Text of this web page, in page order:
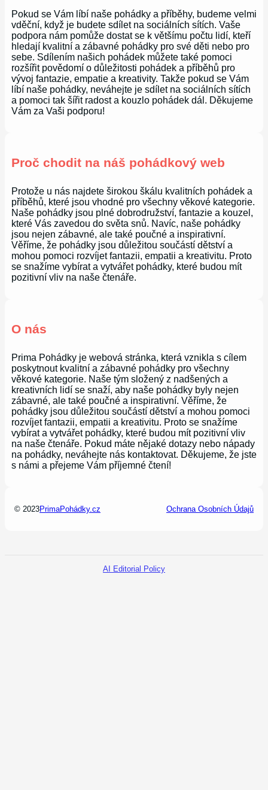
Pokud se Vám líbí naše pohádky a příběhy, budeme velmi
vděční, když je budete sdílet na sociálních sítích. Vaše
podpora nám pomůže dostat se k většímu počtu lidí, kteří
hledají kvalitní a zábavné pohádky pro své děti nebo pro
sebe. Sdílením našich pohádek můžete také pomoci
rozšířit povědomí o důležitosti pohádek a příběhů pro
vývoj fantazie, empatie a kreativity. Takže pokud se Vám
líbí naše pohádky, neváhejte je sdílet na sociálních sítích
a pomoci tak šířit radost a kouzlo pohádek dál. Děkujeme
Vám za Vaši podporu!
Proč chodit na náš pohádkový web
Protože u nás najdete širokou škálu kvalitních pohádek a
příběhů, které jsou vhodné pro všechny věkové kategorie.
Naše pohádky jsou plné dobrodružství, fantazie a kouzel,
které Vás zavedou do světa snů. Navíc, naše pohádky
jsou nejen zábavné, ale také poučné a inspirativní.
Věříme, že pohádky jsou důležitou součástí dětství a
mohou pomoci rozvíjet fantazii, empatii a kreativitu. Proto
se snažíme vybírat a vytvářet pohádky, které budou mít
pozitivní vliv na naše čtenáře.
O nás
Prima Pohádky je webová stránka, která vznikla s cílem
poskytnout kvalitní a zábavné pohádky pro všechny
věkové kategorie. Naše tým složený z nadšených a
kreativních lidí se snaží, aby naše pohádky byly nejen
zábavné, ale také poučné a inspirativní. Věříme, že
pohádky jsou důležitou součástí dětství a mohou pomoci
rozvíjet fantazii, empatii a kreativitu. Proto se snažíme
vybírat a vytvářet pohádky, které budou mít pozitivní vliv
na naše čtenáře. Pokud máte nějaké dotazy nebo nápady
na pohádky, neváhejte nás kontaktovat. Děkujeme, že jste
s námi a přejeme Vám příjemné čtení!
© 2023PrimaPohádky.cz Ochrana Osobních Údajů
AI Editorial Policy